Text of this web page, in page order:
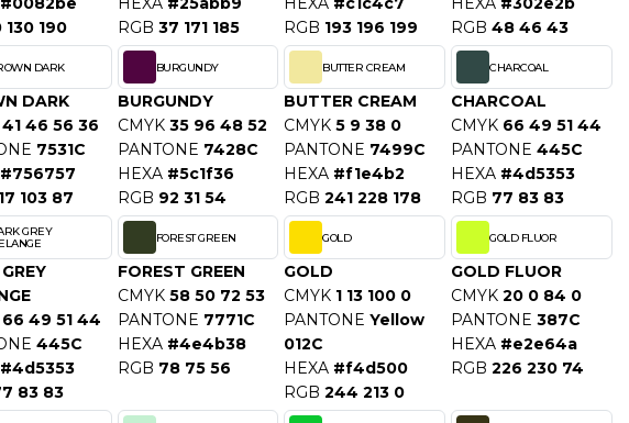
130 190
RGB 37 171 185
RGB 193 196 199
RGB 48 46 43
DARK
DARK
41 46 56 36
7531C
#756757
103 87
BURGUNDY
BURGUNDY
CMYK 35 96 48 52
PANTONE 7428C
HEXA #5c1f36
RGB 92 31 54
BUTTER CREAM
BUTTER CREAM
CMYK 5 9 38 0
PANTONE 7499C
HEXA #f1e4b2
RGB 241 228 178
CHARCOAL
CHARCOAL
CMYK 66 49 51 44
PANTONE 445C
HEXA #4d5353
RGB 77 83 83
GREY
66 49 51 44
445C
#4d5353
83 83
FOREST GREEN
FOREST GREEN
CMYK 58 50 72 53
PANTONE 7771C
HEXA #4e4b38
RGB 78 75 56
GOLD
GOLD
CMYK 1 13 100 0
PANTONE Yellow
012C
HEXA #f4d500
RGB 244 213 0
GOLD FLUOR
GOLD FLUOR
CMYK 20 0 84 0
PANTONE 387C
HEXA #e2e64a
RGB 226 230 74